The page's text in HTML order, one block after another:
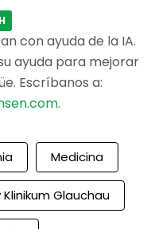
con ayuda de la IA.
ayuda para mejorar
Escríbanos a:
.
Medicina
Glauchau